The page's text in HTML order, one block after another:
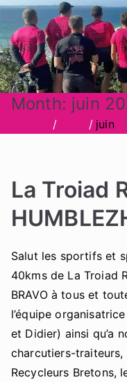
Month: juin
juin
La Troiad
Salut les sportifs et
40kms de La Troiad
BRAVO à tous et
l’équipe
et Didier) ainsi qu’a
charcutiers-
Recycleurs Bretons,